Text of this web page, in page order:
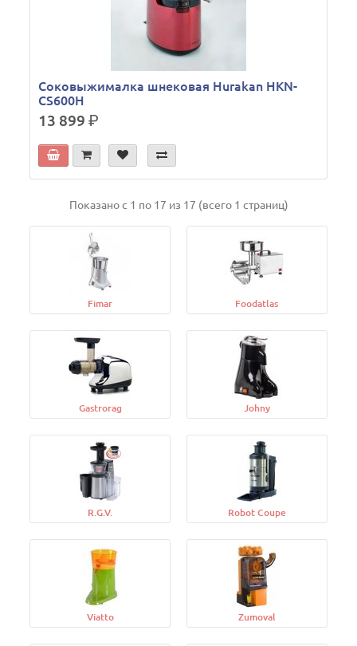
Соковыжималка шнековая Hurakan HKN-
CS600H
13 899р.
Показано с 1 по 17 из 17 (всего 1 страниц)
Fimar Foodatlas
Gastrorag Johny
R.G.V. Robot Coupe
Viatto Zumoval